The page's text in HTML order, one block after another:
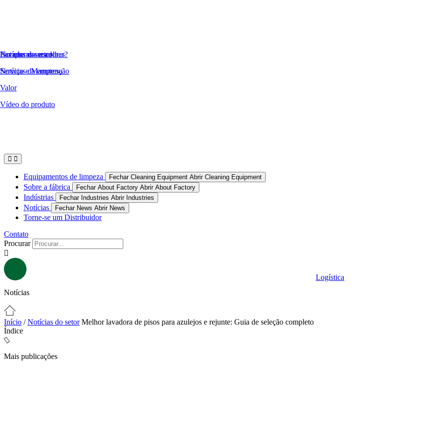
Equipamentos de limpeza Fechar Cleaning Equipment Abrir Cleaning Equipment
Lavadoras-secadoras
Sobre a fábrica Fechar About Factory Abrir About Factory
Por que nos escolher?
Serviço e Manutenção
Valor
Vídeo do produto
Indústrias Fechar Industries Abrir Industries
Logística
Notícias Fechar News Abrir News
Notícias do setor
Notícias da empresa
Torne-se um Distribuidor
Contato
Procurar
Notícias
Início /Notícias do setorMelhor lavadora de pisos para azulejos e rejunte: Guia de seleção completo
Índice
Mais publicações